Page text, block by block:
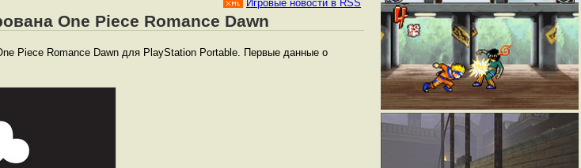
Игровые новости в RSS
One Piece Romance Dawn
Piece Romance Dawn для PlayStation Portable. Первые данные о